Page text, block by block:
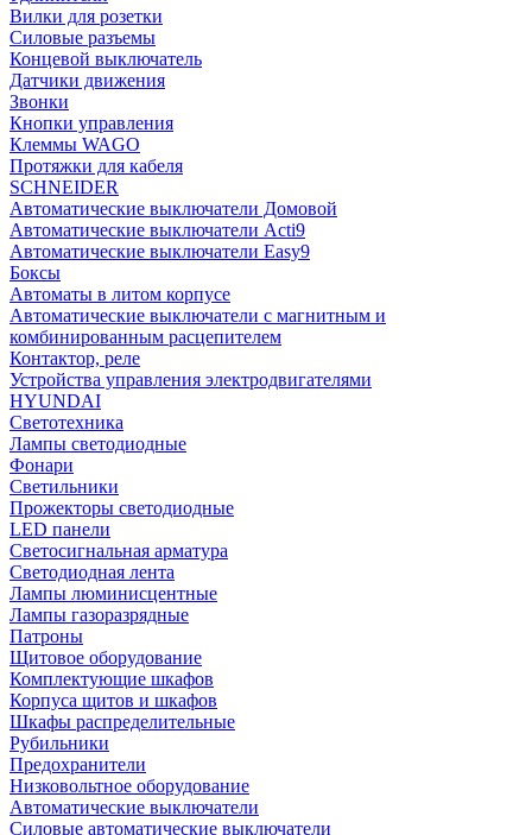
Вилки для розетки
Силовые разъемы
Концевой выключатель
Датчики движения
Звонки
Кнопки управления
Клеммы WAGO
Протяжки для кабеля
SCHNEIDER
Автоматические выключатели Домовой
Автоматические выключатели Acti9
Автоматические выключатели Easy9
Боксы
Автоматы в литом корпусе
Автоматические выключатели с магнитным и
комбинированным расцепителем
Контактор, реле
Устройства управления электродвигателями
HYUNDAI
Светотехника
Лампы светодиодные
Фонари
Светильники
Прожекторы светодиодные
LED панели
Светосигнальная арматура
Светодиодная лента
Лампы люминисцентные
Лампы газоразрядные
Патроны
Щитовое оборудование
Комплектующие шкафов
Корпуса щитов и шкафов
Шкафы распределительные
Рубильники
Предохранители
Низковольтное оборудование
Автоматические выключатели
Силовые автоматические выключатели